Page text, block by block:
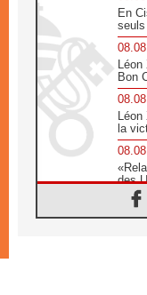
En
Bon
la
des